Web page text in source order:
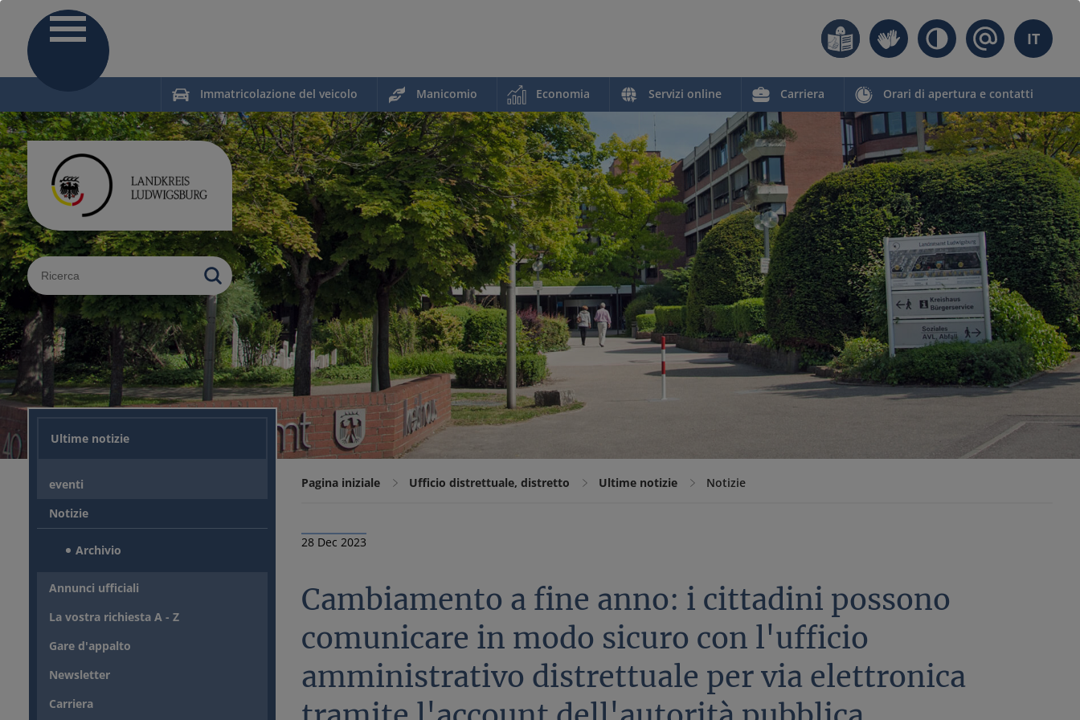
IT
Immatricolazione del veicolo Manicomio Economia Servizi online Carriera Orari di apertura e contatti
Sucheingabe
Ultime notizie
eventi
Notizie
Archivio
Annunci ufficiali
La vostra richiesta A - Z
Gare d'appalto
Newsletter
Carriera
Pagina iniziale Ufficio distrettuale, distretto Ultime notizie Notizie
28 Dec 2023
Cambiamento a fine anno: i cittadini possono
comunicare in modo sicuro con l'ufficio
amministrativo distrettuale per via elettronica